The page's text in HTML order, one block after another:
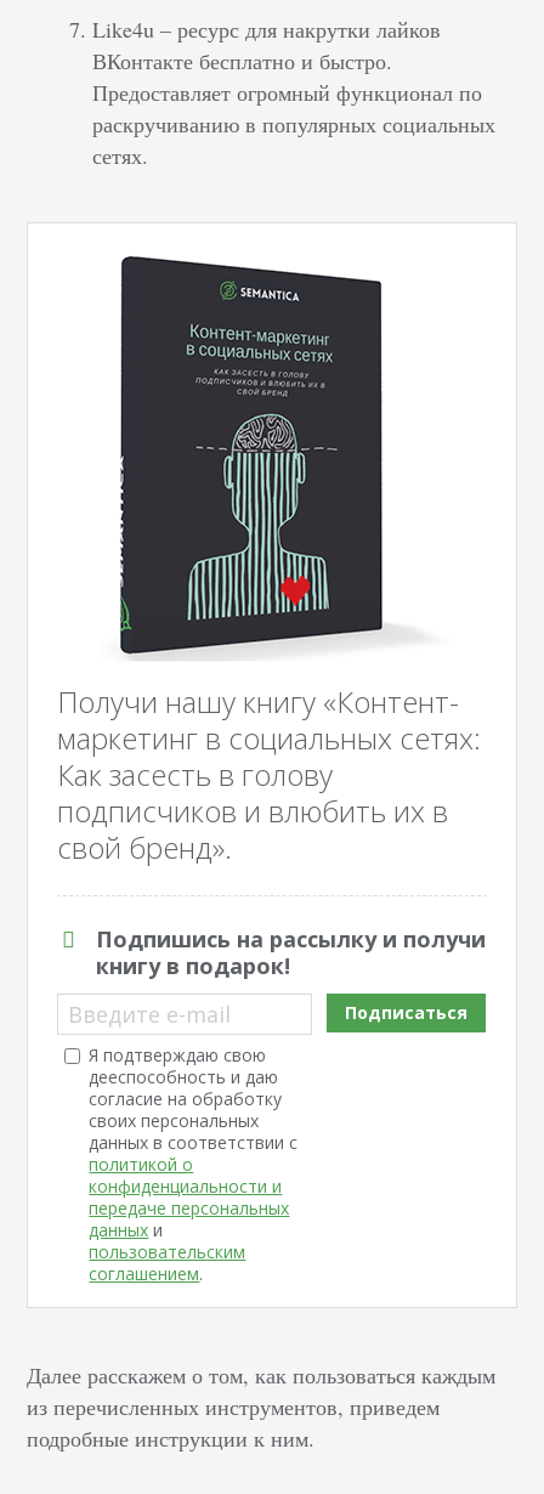
Like4u – ресурс для накрутки лайков
ВКонтакте бесплатно и быстро.
Предоставляет огромный функционал по
раскручиванию в популярных социальных
сетях.
Получи нашу книгу «Контент-
маркетинг в социальных сетях:
Как засесть в голову
подписчиков и влюбить их в
свой бренд».
Подпишись на рассылку и получи
книгу в подарок!
Введите e-mail
Я подтверждаю свою
дееспособность и даю
согласие на обработку
своих персональных
данных в соответствии с
политикой о
конфиденциальности и
передаче персональных
данных и
пользовательским
соглашением.
Подписаться
Далее расскажем о том, как пользоваться каждым
из перечисленных инструментов, приведем
подробные инструкции к ним.